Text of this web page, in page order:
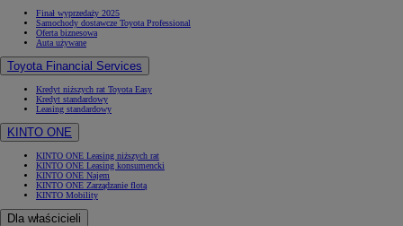
Finał wyprzedaży 2025
Samochody dostawcze Toyota Professional
Oferta biznesowa
Auta używane
Toyota Financial Services
Kredyt niższych rat Toyota Easy
Kredyt standardowy
Leasing standardowy
KINTO ONE
KINTO ONE Leasing niższych rat
KINTO ONE Leasing konsumencki
KINTO ONE Najem
KINTO ONE Zarządzanie flotą
KINTO Mobility
Dla właścicieli